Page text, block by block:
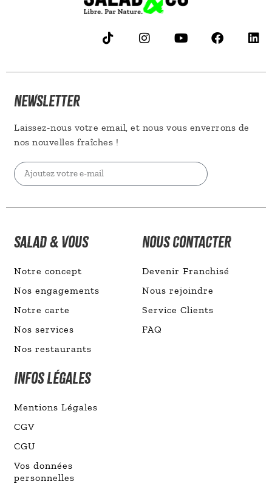
NEWSLETTER
Laissez-nous votre email, et nous vous enverrons de
nos nouvelles fraîches !
SALAD & VOUS
Notre concept
Nos engagements
Notre carte
Nos services
Nos restaurants
NOUS CONTACTER
Devenir Franchisé
Nous rejoindre
Service Clients
FAQ
INFOS LÉGALES
Mentions Légales
CGV
CGU
Vos données
personnelles